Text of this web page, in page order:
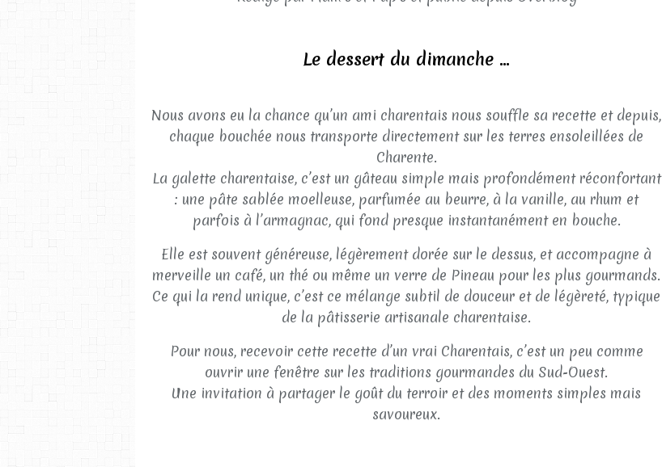
Le dessert du dimanche ...
Nous avons eu la chance qu’un ami charentais nous souffle sa recette et depuis,
chaque bouchée nous transporte directement sur les terres ensoleillées de
Charente.
La galette charentaise, c’est un gâteau simple mais profondément réconfortant
: une pâte sablée moelleuse, parfumée au beurre, à la vanille, au rhum et
parfois à l’armagnac, qui fond presque instantanément en bouche.
Elle est souvent généreuse, légèrement dorée sur le dessus, et accompagne à
merveille un café, un thé ou même un verre de Pineau pour les plus gourmands.
Ce qui la rend unique, c’est ce mélange subtil de douceur et de légèreté, typique
de la pâtisserie artisanale charentaise.
Pour nous, recevoir cette recette d’un vrai Charentais, c’est un peu comme
ouvrir une fenêtre sur les traditions gourmandes du Sud-Ouest.
Une invitation à partager le goût du terroir et des moments simples mais
savoureux.